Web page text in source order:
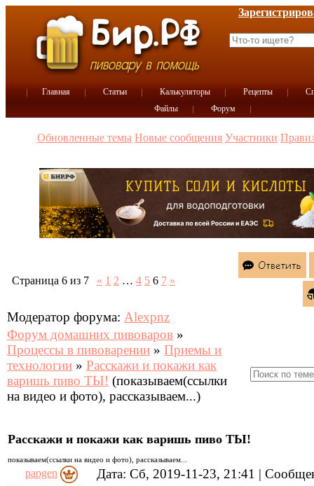
Главная Статьи Калькуляторы Рецепты
Файлы
Форум
Обновленные темы Новые сообщения Участники
Страница 6 из 7 « 1 2 … 4 5 6 7 »
Модератор форума: Alexpnz
Форум домашних пивоваров »
Процессы в пивоварении » Приемы и
технологии » Расскажи и покажи как
варишь пиво ТЫ! (показываем(ссылки
на видео и фото), рассказываем...)
Расскажи и покажи как варишь пиво ТЫ!
показываем(ссылки на видео и фото), рассказываем...
papgen Дата: Сб, 2019-11-23, 21:41 |